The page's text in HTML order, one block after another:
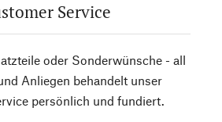
Service
oder Sonderwünsche - all
Anliegen behandelt unser
persönlich und fundiert.